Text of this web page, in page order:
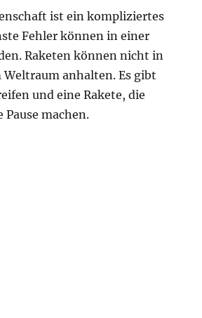
ist ein kompliziertes
Fehler können in einer
Raketen können nicht in
anhalten. Es gibt
und eine Rakete, die
machen.